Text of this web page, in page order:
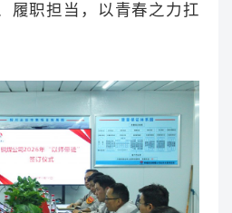
履职担当，以青春之力扛